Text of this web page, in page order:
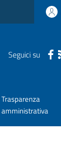
Seguici su
Trasparenza
amministrativa